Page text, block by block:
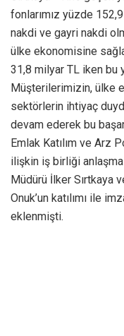
fonlarımız yüzde
nakdi ve gayri nakdi
ülke ekonomisine
31,8 milyar TL iken bu
Müşterilerimizin, ülke
sektörlerin ihtiyaç
devam ederek bu
Emlak Katılım ve Arz
ilişkin iş birliği
Müdürü İlker Sırtkaya
Onuk’un katılımı ile
eklenmişti.